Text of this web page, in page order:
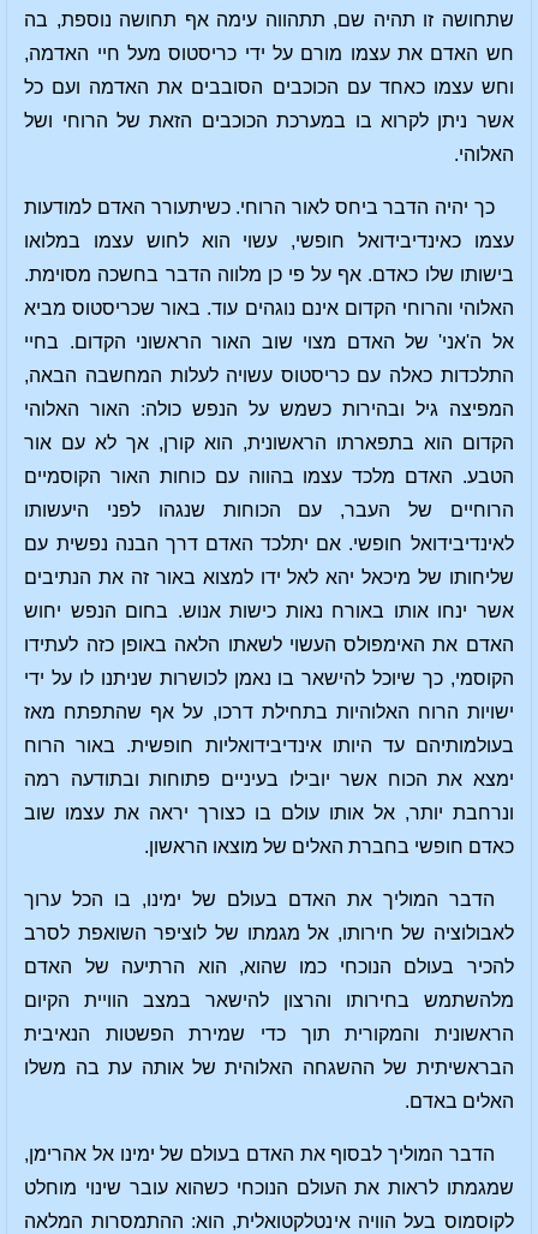
שתחושה זו תהיה שם, תתהווה עימה אף תחושה נוספת, בה
חש האדם את עצמו מורם על ידי כריסטוס מעל חיי האדמה,
וחש עצמו כאחד עם הכוכבים הסובבים את האדמה ועם כל
אשר ניתן לקרוא בו במערכת הכוכבים הזאת של הרוחי ושל
האלוהי.
כך יהיה הדבר ביחס לאור הרוחי. כשיתעורר האדם למודעות
עצמו כאינדיבידואל חופשי, עשוי הוא לחוש עצמו במלואו
בישותו שלו כאדם. אף על פי כן מלווה הדבר בחשכה מסוימת.
האלוהי והרוחי הקדום אינם נוגהים עוד. באור שכריסטוס מביא
אל ה'אני' של האדם מצוי שוב האור הראשוני הקדום. בחיי
התלכדות כאלה עם כריסטוס עשויה לעלות המחשבה הבאה,
המפיצה גיל ובהירות כשמש על הנפש כולה: האור האלוהי
הקדום הוא בתפארתו הראשונית, הוא קורן, אך לא עם אור
הטבע. האדם מלכד עצמו בהווה עם כוחות האור הקוסמיים
הרוחיים של העבר, עם הכוחות שנגהו לפני היעשותו
לאינדיבידואל חופשי. אם יתלכד האדם דרך הבנה נפשית עם
שליחותו של מיכאל יהא לאל ידו למצוא באור זה את הנתיבים
אשר ינחו אותו באורח נאות כישות אנוש. בחום הנפש יחוש
האדם את האימפולס העשוי לשאתו הלאה באופן כזה לעתידו
הקוסמי, כך שיוכל להישאר בו נאמן לכושרות שניתנו לו על ידי
ישויות הרוח האלוהיות בתחילת דרכו, על אף שהתפתח מאז
בעולמותיהם עד היותו אינדיבידואליות חופשית. באור הרוח
ימצא את הכוח אשר יובילו בעיניים פתוחות ובתודעה רמה
ונרחבת יותר, אל אותו עולם בו כצורך יראה את עצמו שוב
כאדם חופשי בחברת האלים של מוצאו הראשון.
הדבר המוליך את האדם בעולם של ימינו, בו הכל ערוך
לאבולוציה של חירותו, אל מגמתו של לוציפר השואפת לסרב
להכיר בעולם הנוכחי כמו שהוא, הוא הרתיעה של האדם
מלהשתמש בחירותו והרצון להישאר במצב הוויית הקיום
הראשונית והמקורית תוך כדי שמירת הפשטות הנאיבית
הבראשיתית של ההשגחה האלוהית של אותה עת בה משלו
האלים באדם.
הדבר המוליך לבסוף את האדם בעולם של ימינו אל אהרימן,
שמגמתו לראות את העולם הנוכחי כשהוא עובר שינוי מוחלט
לקוסמוס בעל הוויה אינטלקטואלית, הוא: ההתמסרות המלאה